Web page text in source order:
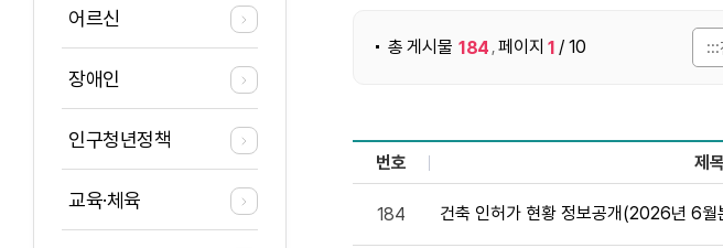
어르신
장애인
인구청년정책
교육·체육
총 게시물 184 ,페이지 1 / 10
도시계획 정보 목록으로 번호, 제목, 작성자, 조
번호 제목
184 건축 인허가 현황 정보공개(2026년 6월